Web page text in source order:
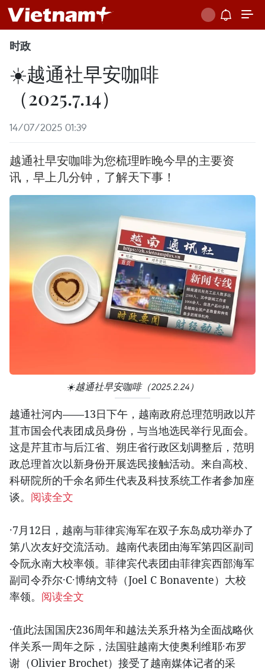
时政
☀️越通社早安咖啡
（2025.7.14）
14/07/2025 01:39
越通社早安咖啡为您梳理昨晚今早的主要资
讯，早上几分钟，了解天下事！
☀️越通社早安咖啡（2025.2.24）
越通社河内——13日下午，越南政府总理范明政以芹
苴市国会代表团成员身份，与当地选民举行见面会。
这是芹苴市与后江省、朔庄省行政区划调整后，范明
政总理首次以新身份开展选民接触活动。来自高校、
科研院所的千余名师生代表及科技系统工作者参加座
谈。 阅读全文
·7月12日，越南与菲律宾海军在双子东岛成功举办了
第八次友好交流活动。越南代表团由海军第四区副司
令阮永南大校率领。菲律宾代表团由菲律宾西部海军
副司令乔尔·C·博纳文特（Joel C Bonavente）大校
率领。 阅读全文
·值此法国国庆236周年和越法关系升格为全面战略伙
伴关系一周年之际，法国驻越南大使奥利维耶·布罗
谢（Olivier Brochet）接受了越南媒体记者的采